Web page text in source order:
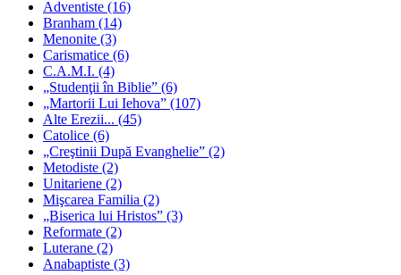
Adventiste (16)
Branham (14)
Menonite (3)
Carismatice (6)
C.A.M.I. (4)
„Studenţii în Biblie” (6)
„Martorii Lui Iehova” (107)
Alte Erezii... (45)
Catolice (6)
„Creştinii După Evanghelie” (2)
Metodiste (2)
Unitariene (2)
Mişcarea Familia (2)
„Biserica lui Hristos” (3)
Reformate (2)
Luterane (2)
Anabaptiste (3)